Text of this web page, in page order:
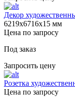
Декор
6219х6716х15 мм
Цена по запросу
Под заказ
Запросить цену
Розетка
Цена по запросу